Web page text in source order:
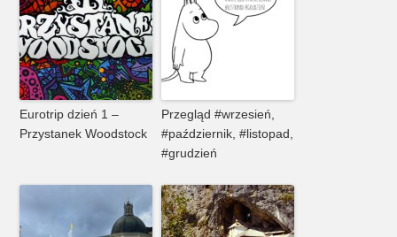
Eurotrip dzień 1 –
Przystanek Woodstock
Przegląd #wrzesień,
#październik, #listopad,
#grudzień